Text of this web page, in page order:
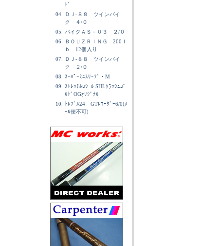
ﾄﾞ
04.
ＤＪ-８８ ツインパイ
ク ４/０
05.
パイクＡＳ－０３ ２/０
06.
ＢＯＵＺＲＩＮＧ 200ｌ
ｂ 12個入り
07.
ＤＪ-８８ ツインパイ
ク ２/０
08.
ｽｰﾊﾟｰﾐﾆｽﾘｰﾌﾞ・M
09.
ｽﾄﾚｯﾁﾎﾛｼｰﾙ SHLｸﾗｯｼｭｺﾞｰ
ﾙﾄﾞOGｵﾘｼﾞﾅﾙ
10.
ﾄﾚﾌﾞﾙ24 GTﾚｺｰﾀﾞｰ6/0(ﾒ
ｰﾙ便不可)